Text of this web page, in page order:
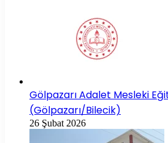
Gölpazarı Adalet Mesleki
(Gölpazarı/Bilecik)
26 Şubat 2026